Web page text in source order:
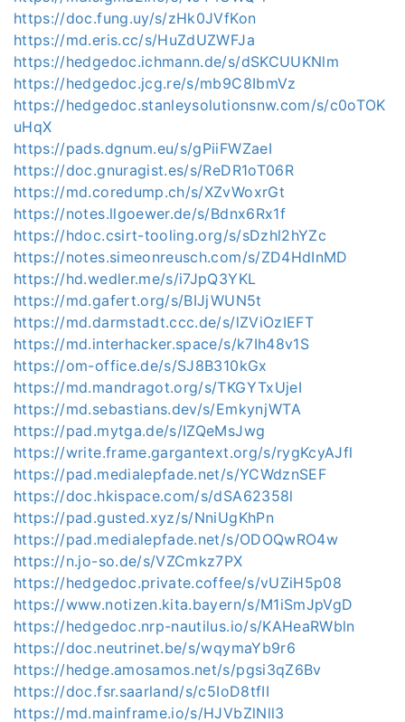
https://doc.fung.uy/s/zHk0JVfKon
https://md.eris.cc/s/HuZdUZWFJa
https://hedgedoc.ichmann.de/s/dSKCUUKNlm
https://hedgedoc.jcg.re/s/mb9C8IbmVz
https://hedgedoc.stanleysolutionsnw.com/s/c0oTOK
uHqX
https://pads.dgnum.eu/s/gPiiFWZaeI
https://doc.gnuragist.es/s/ReDR1oT06R
https://md.coredump.ch/s/XZvWoxrGt
https://notes.llgoewer.de/s/Bdnx6Rx1f
https://hdoc.csirt-tooling.org/s/sDzhl2hYZc
https://notes.simeonreusch.com/s/ZD4HdInMD
https://hd.wedler.me/s/i7JpQ3YKL
https://md.gafert.org/s/BIJjWUN5t
https://md.darmstadt.ccc.de/s/lZViOzIEFT
https://md.interhacker.space/s/k7Ih48v1S
https://om-office.de/s/SJ8B310kGx
https://md.mandragot.org/s/TKGYTxUjeI
https://md.sebastians.dev/s/EmkynjWTA
https://pad.mytga.de/s/IZQeMsJwg
https://write.frame.gargantext.org/s/rygKcyAJfl
https://pad.medialepfade.net/s/YCWdznSEF
https://doc.hkispace.com/s/dSA62358l
https://pad.gusted.xyz/s/NniUgKhPn
https://pad.medialepfade.net/s/ODOQwRO4w
https://n.jo-so.de/s/VZCmkz7PX
https://hedgedoc.private.coffee/s/vUZiH5p08
https://www.notizen.kita.bayern/s/M1iSmJpVgD
https://hedgedoc.nrp-nautilus.io/s/KAHeaRWbln
https://doc.neutrinet.be/s/wqymaYb9r6
https://hedge.amosamos.net/s/pgsi3qZ6Bv
https://doc.fsr.saarland/s/c5IoD8tfII
https://md.mainframe.io/s/HJVbZlNll3